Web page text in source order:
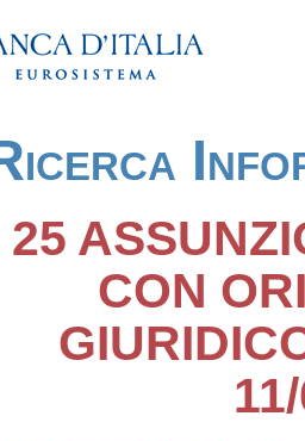
25
CON